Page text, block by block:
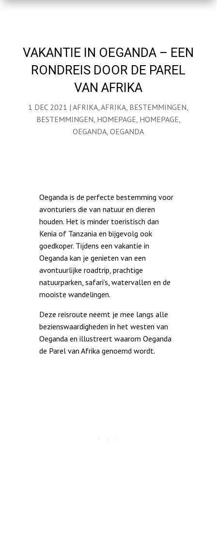
VAKANTIE IN OEGANDA – EEN
RONDREIS DOOR DE PAREL
VAN AFRIKA
1 DEC 2021 |AFRIKA,AFRIKA, BESTEMMINGEN,
BESTEMMINGEN, HOMEPAGE, HOMEPAGE,
OEGANDA,OEGANDA
Oeganda is de perfecte bestemming voor
avonturiers die van natuur en dieren
houden. Het is minder toeristisch dan
Kenia of Tanzania en bijgevolg ook
goedkoper. Tijdens een vakantie in
Oeganda kan je genieten van een
avontuurlijke roadtrip, prachtige
natuurparken, safari’s, watervallen en de
mooiste wandelingen.
Deze reisroute neemt je mee langs alle
bezienswaardigheden in het westen van
Oeganda en illustreert waarom Oeganda
de Parel van Afrika genoemd wordt.